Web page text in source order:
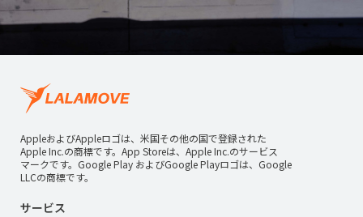
AppleおよびAppleロゴは、米国その他の国で登録された
Apple Inc.の商標です。App Storeは、Apple Inc.のサービス
マークです。Google Play およびGoogle Playロゴは、Google
LLCの商標です。
サービス